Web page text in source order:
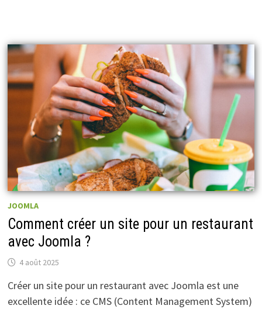
JOOMLA
Comment créer un site pour un restaurant
avec Joomla ?
4 août 2025
Créer un site pour un restaurant avec Joomla est une
excellente idée : ce CMS (Content Management System)